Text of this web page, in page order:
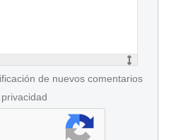
de nuevos comentarios